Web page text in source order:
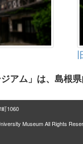
ジアム」は、島根
1060
Museum All Rights